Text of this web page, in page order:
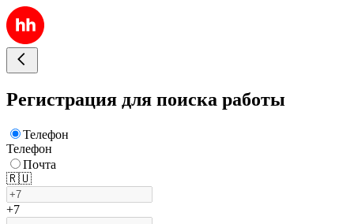
Регистрация для поиска работы
Телефон
Телефон
Почта
🇷🇺
+7